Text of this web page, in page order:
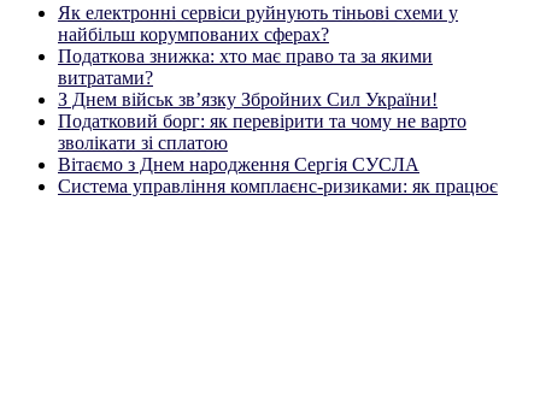
Як електронні сервіси руйнують тіньові схеми у
найбільш корумпованих сферах?
Податкова знижка: хто має право та за якими
витратами?
З Днем військ зв’язку Збройних Сил України!
Податковий борг: як перевірити та чому не варто
зволікати зі сплатою
Вітаємо з Днем народження Сергія СУСЛА
Система управління комплаєнс-ризиками: як працює